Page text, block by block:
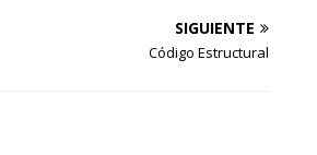
SIGUIENTE
Código Estructural